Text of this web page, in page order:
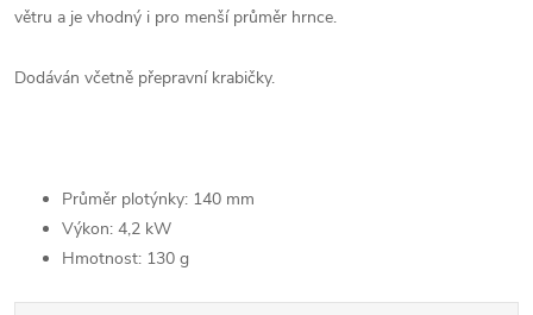
větru a je vhodný i pro menší průměr hrnce.
Dodáván včetně přepravní krabičky.
Průměr plotýnky: 140 mm
Výkon: 4,2 kW
Hmotnost: 130 g